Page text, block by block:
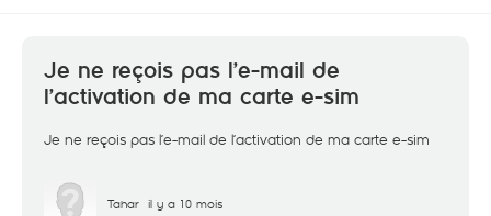
Je ne reçois pas l’e-mail de
l’activation de ma carte e-sim
Je ne reçois pas l’e-mail de l’activation de ma carte e-sim
Tahar il y a 10 mois